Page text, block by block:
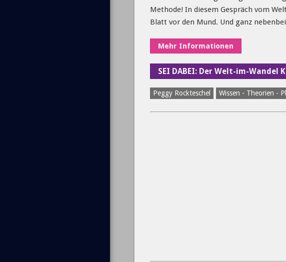
Methode! In diesem Gespräch vom
Blatt vor den Mund. Und ganz
Mehr Informationen
SEI DABEI: Der Welt-im-Wandel
Peggy Rockteschel Wissen - Theorien -